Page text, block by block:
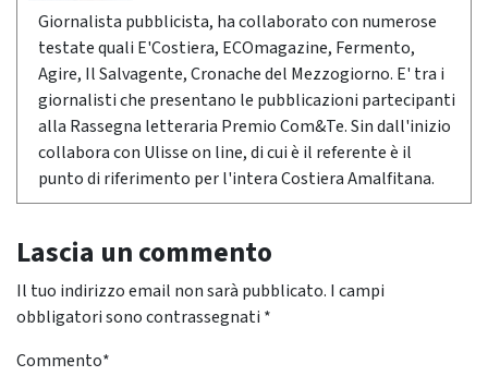
Giornalista pubblicista, ha collaborato con numerose
testate quali E'Costiera, ECOmagazine, Fermento,
Agire, Il Salvagente, Cronache del Mezzogiorno. E' tra i
giornalisti che presentano le pubblicazioni partecipanti
alla Rassegna letteraria Premio Com&Te. Sin dall'inizio
collabora con Ulisse on line, di cui è il referente è il
punto di riferimento per l'intera Costiera Amalfitana.
Lascia un commento
Il tuo indirizzo email non sarà pubblicato. I campi
obbligatori sono contrassegnati *
Commento*